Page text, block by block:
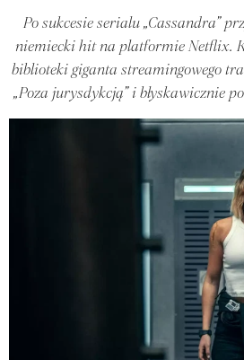
Po sukcesie serialu „Cassandra”
niemiecki hit na platformie Netflix.
biblioteki giganta streamingowego
„Poza jurysdykcją” i błyskawicznie